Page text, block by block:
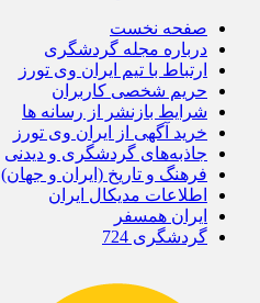
صفحه نخست
درباره مجله گردشگری
ارتباط با تیم ایران وی تورز
حریم شخصی کاربران
شرایط بازنشر از رسانه ها
خرید آگهی از ایران وی تورز
جاذبه‌های گردشگری و دیدنی
فرهنگ و تاریخ (ایران و جهان)
اطلاعات مدیکال ایران
ایران همسفر
گردشگری 724